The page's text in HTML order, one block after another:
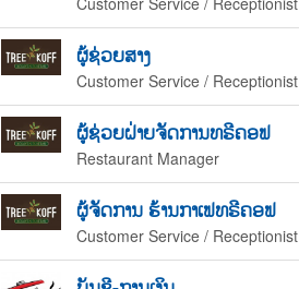
ຜູ້ຊ່ວຍສາງ
Customer Service / Receptionist
ຜູ້ຊ່ວຍຝ່າຍຈັດການທຣີຄອຟ
Restaurant Manager
ຜູ້ຈັດການ ຮ້ານກາເຟທຣີຄອຟ
Customer Service / Receptionist